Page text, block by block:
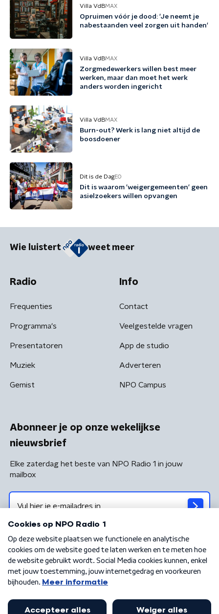
Villa VdBMAX
Opruimen vóór je dood: 'Je neemt je
nabestaanden veel zorgen uit handen'
Villa VdBMAX
Zorgmedewerkers willen best meer
werken, maar dan moet het werk
anders worden ingericht
Villa VdBMAX
Burn-out? Werk is lang niet altijd de
boosdoener
Dit is de DagEO
Dit is waarom 'weigergemeenten' geen
asielzoekers willen opvangen
Wie luistert weet meer
Radio
Frequenties
Programma's
Presentatoren
Muziek
Gemist
Info
Contact
Veelgestelde vragen
App de studio
Adverteren
NPO Campus
Abonneer je op onze wekelijkse
nieuwsbrief
Elke zaterdag het beste van NPO Radio 1 in jouw
mailbox
Algemene voorwaarden